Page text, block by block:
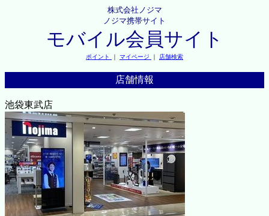
株式会社ノジマ
ノジマ携帯サイト
モバイル会員サイト
ポイント ｜ マイページ ｜ 店舗検索
店舗情報
池袋東武店